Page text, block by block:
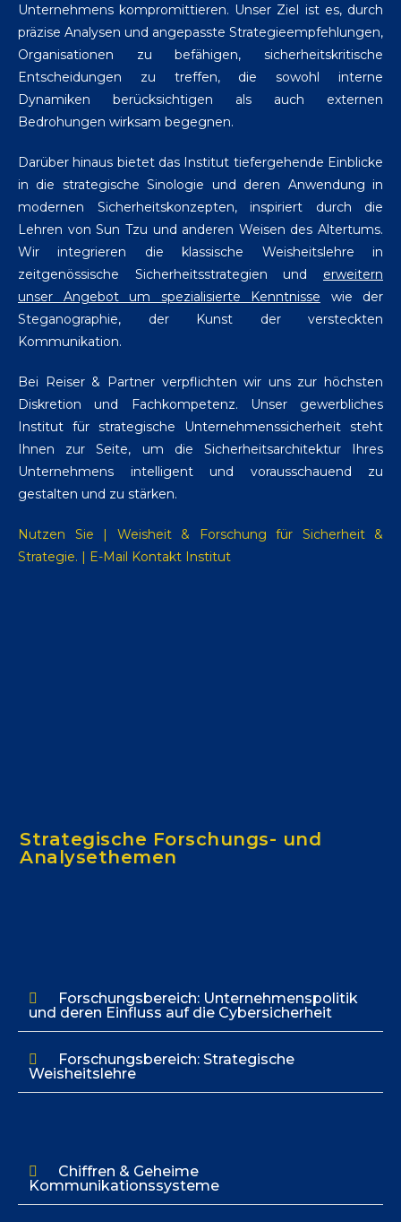
Unternehmens kompromittieren. Unser Ziel ist es, durch
präzise Analysen und angepasste Strategieempfehlungen,
Organisationen zu befähigen, sicherheitskritische
Entscheidungen zu treffen, die sowohl interne
Dynamiken berücksichtigen als auch externen
Bedrohungen wirksam begegnen.
Darüber hinaus bietet das Institut tiefergehende Einblicke
in die strategische Sinologie und deren Anwendung in
modernen Sicherheitskonzepten, inspiriert durch die
Lehren von Sun Tzu und anderen Weisen des Altertums.
Wir integrieren die klassische Weisheitslehre in
zeitgenössische Sicherheitsstrategien und erweitern
unser Angebot um spezialisierte Kenntnisse wie der
Steganographie, der Kunst der versteckten
Kommunikation.
Bei Reiser & Partner verpflichten wir uns zur höchsten
Diskretion und Fachkompetenz. Unser gewerbliches
Institut für strategische Unternehmenssicherheit steht
Ihnen zur Seite, um die Sicherheitsarchitektur Ihres
Unternehmens intelligent und vorausschauend zu
gestalten und zu stärken.
Nutzen Sie | Weisheit & Forschung für Sicherheit &
Strategie. | E-Mail Kontakt Institut
Strategische Forschungs- und
Analysethemen
Forschungsbereich: Unternehmenspolitik
und deren Einfluss auf die Cybersicherheit
Forschungsbereich: Strategische
Weisheitslehre
Chiffren & Geheime
Kommunikationssysteme